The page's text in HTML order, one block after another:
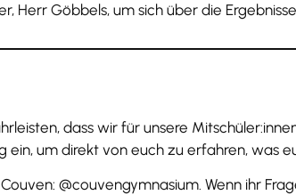
Herr Göbbels, um sich über die
dass wir für unsere
ein, um direkt von euch zu erfahren, was
@couvengymnasium. Wenn ihr